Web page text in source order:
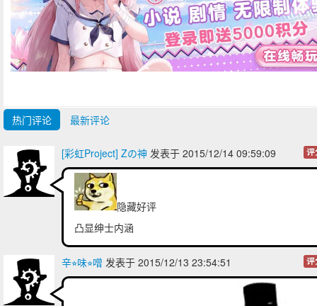
热门评论 最新评论
[彩虹Project] Zの神 发表于 2015/12/14 09:59:09 评
隐藏好评
凸显绅士内涵
辛⭐︎味⭐︎噌 发表于 2015/12/13 23:54:51 评